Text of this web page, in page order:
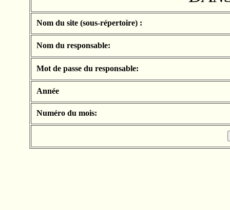
Nom du site (sous-répertoire) :
Nom du responsable:
Mot de passe du responsable:
Année
Numéro du mois: